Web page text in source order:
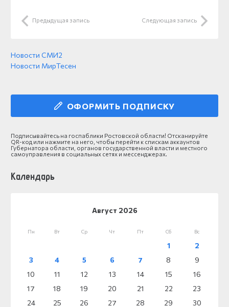
Предыдущая запись Следующая запись
Новости СМИ2
Новости МирТесен
ОФОРМИТЬ ПОДПИСКУ
Подписывайтесь на госпаблики Ростовской области! Отсканируйте
QR-код или нажмите на него, чтобы перейти к спискам аккаунтов
Губернатора области, органов государственной власти и местного
самоуправления в социальных сетях и мессенджерах.
Календарь
Август 2026
Пн Вт Ср Чт Пт Сб Вс
1
2
3
4 5 6 7 8
9
10
11 12 13 14 15
16
17
18 19 20 21 22
23
24
25 26 27 28 29
30